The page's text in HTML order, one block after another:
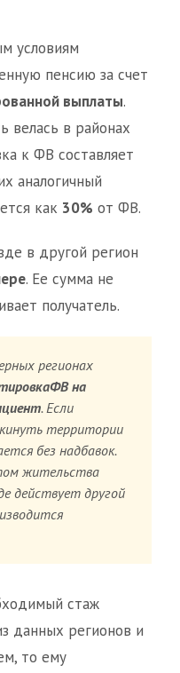
условиям
пенсию за счет
выплаты.
велась в районах
к ФВ составляет
аналогичный
как 30% от ФВ.
в другой регион
. Ее сумма не
получатель.
регионах
ФВ на
. Если
территории
без надбавок.
жительства
действует другой
стаж
данных регионов и
то ему